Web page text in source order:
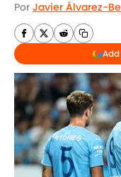
Por Javier Álvarez-